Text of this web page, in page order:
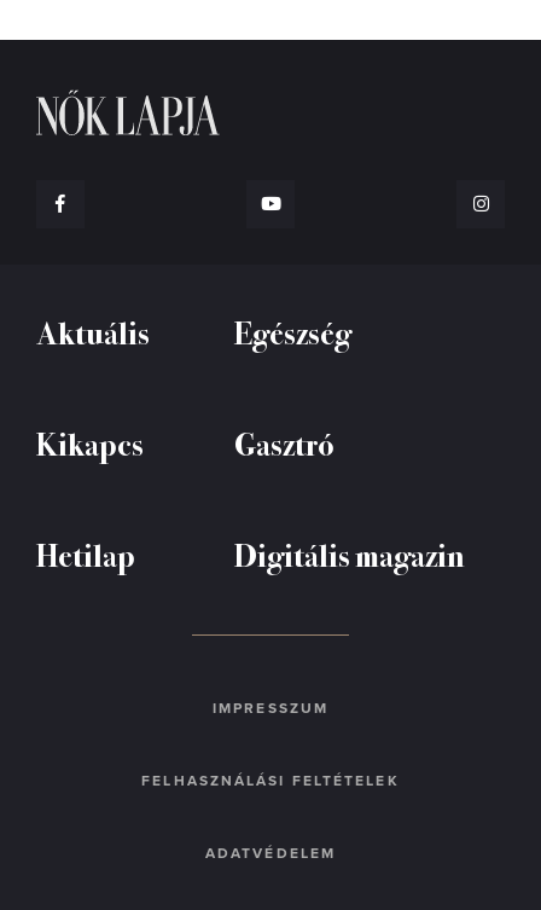
Aktuális Egészség
Kikapcs Gasztró
Hetilap Digitális magazin
IMPRESSZUM
FELHASZNÁLÁSI FELTÉTELEK
ADATVÉDELEM